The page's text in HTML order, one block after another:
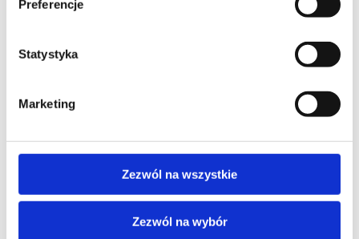
Preferencje
Statystyka
Marketing
Zezwól na wszystkie
Zezwól na wybór
formularzu w celu realizacji zgłoszenia (przygotowania odpowiedzi, oferty,